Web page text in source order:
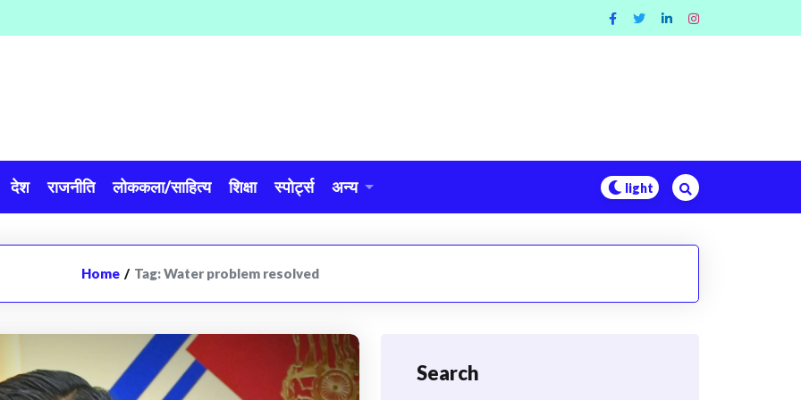
देश राजनीति लोककला/साहित्य शिक्षा स्पोर्ट्स अन्य
Home / Tag:Water problem resolved
Search